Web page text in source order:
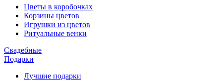
Цветы в коробочках
Корзины цветов
Игрушки из цветов
Ритуальные венки
Свадебные
Подарки
Лучшие подарки